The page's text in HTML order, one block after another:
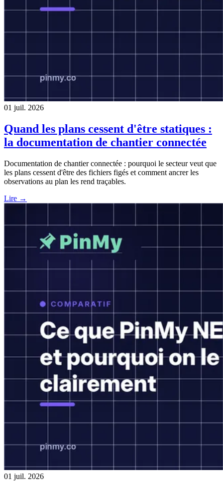
01 juil. 2026
Quand les plans cessent d'être statiques :
la documentation de chantier connectée
Documentation de chantier connectée : pourquoi le secteur veut que
les plans cessent d'être des fichiers figés et comment ancrer les
observations au plan les rend traçables.
Lire →
01 juil. 2026